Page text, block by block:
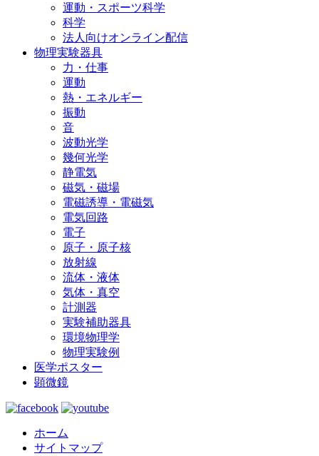
運動・スポーツ科学
科学
法人向けオンライン配信
物理実験器具
力・仕事
運動
熱・エネルギー
振動
音
波動光学
幾何光学
静電気
磁気・磁場
電磁誘導・電磁気
電気回路
電子
原子・原子核
放射線
流体・液体
気体・真空
計測器
実験補助器具
環境物理学
物理実験例
医学ポスター
顕微鏡
ホーム
サイトマップ